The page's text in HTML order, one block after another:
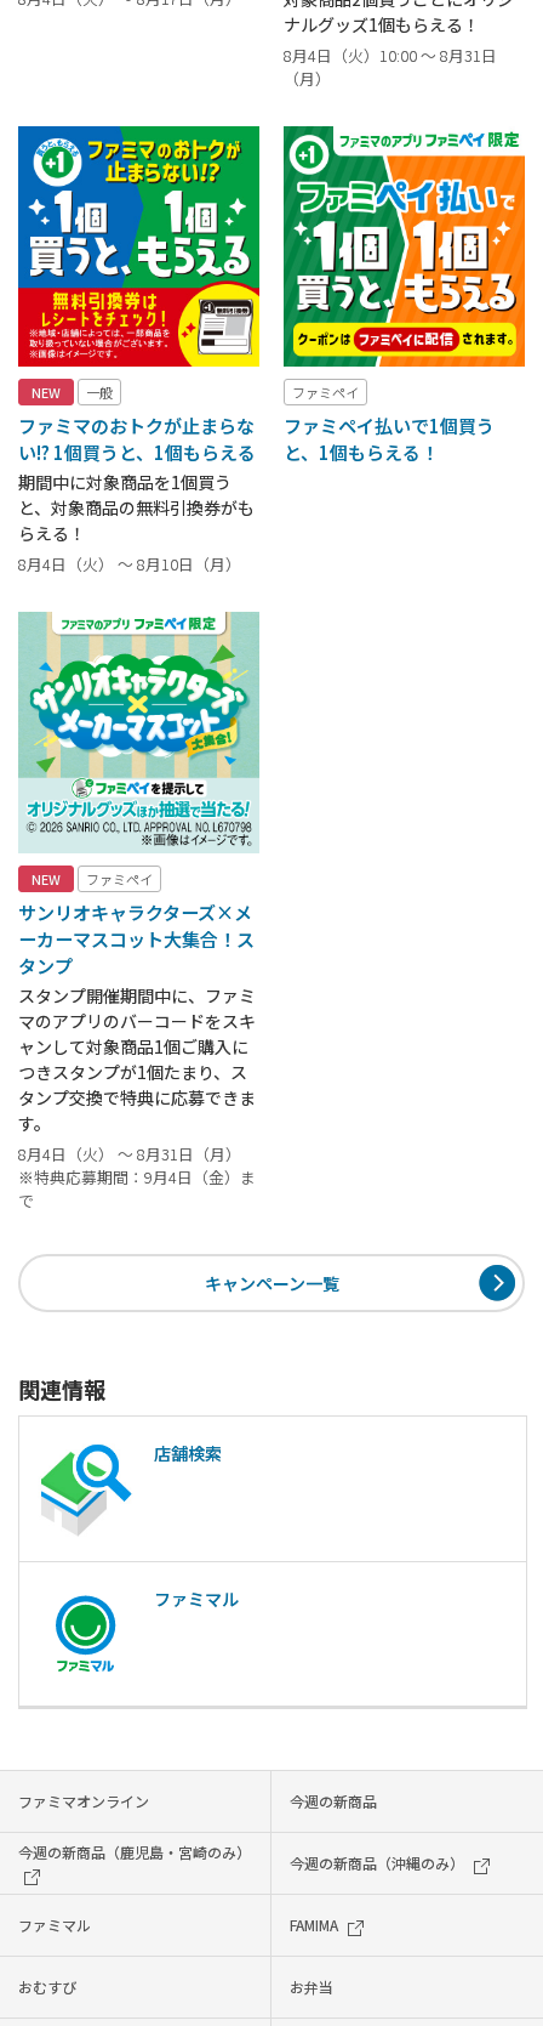
ナルグッズ1個もらえる！
8月4日（火）10:00 ～ 8月31日
（月）
NEW 一般
ファミマのおトクが止まらな
い!? 1個買うと、1個もらえる
期間中に対象商品を1個買う
と、対象商品の無料引換券がも
らえる！
8月4日（火） ～ 8月10日（月）
ファミペイ
ファミペイ払いで1個買う
と、1個もらえる！
NEW ファミペイ
サンリオキャラクターズ×メ
ーカーマスコット大集合！ス
タンプ
スタンプ開催期間中に、ファミ
マのアプリのバーコードをスキ
ャンして対象商品1個ご購入に
つきスタンプが1個たまり、ス
タンプ交換で特典に応募できま
す。
8月4日（火） ～ 8月31日（月）
※特典応募期間：9月4日（金）ま
で
キャンペーン一覧
関連情報
店舗検索
ファミマル
ファミマオンライン 今週の新商品
今週の新商品（鹿児島・宮崎のみ）
今週の新商品（沖縄のみ）
ファミマル FAMIMA
おむすび お弁当